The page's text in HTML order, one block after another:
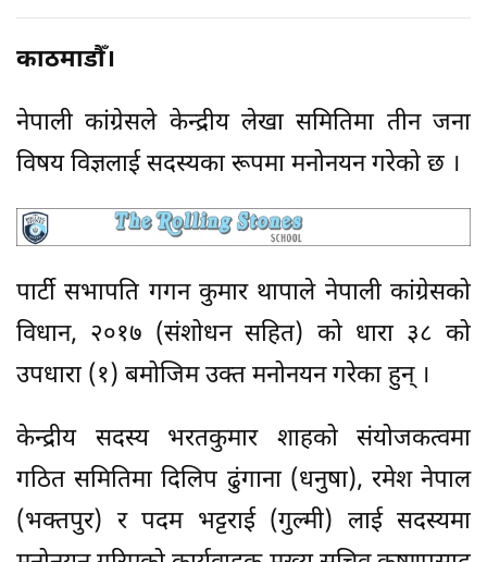
काठमाडौँ।
नेपाली कांग्रेसले केन्द्रीय लेखा समितिमा तीन जना
विषय विज्ञलाई सदस्यका रूपमा मनोनयन गरेको छ ।
पार्टी सभापति गगन कुमार थापाले नेपाली कांग्रेसको
विधान, २०१७ (संशोधन सहित) को धारा ३८ को
उपधारा (१) बमोजिम उक्त मनोनयन गरेका हुन् ।
केन्द्रीय सदस्य भरतकुमार शाहको संयोजकत्वमा
गठित समितिमा दिलिप ढुंगाना (धनुषा), रमेश नेपाल
(भक्तपुर) र पदम भट्टराई (गुल्मी) लाई सदस्यमा